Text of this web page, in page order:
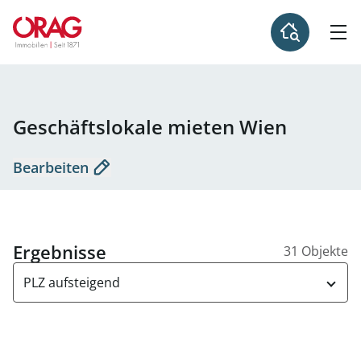
Geschäftslokale mieten Wien
Bearbeiten
Ergebnisse
31 Objekte
PLZ aufsteigend